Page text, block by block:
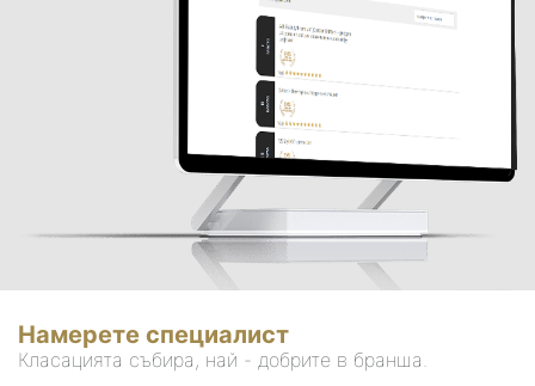
Намерете специалист
Класацията събира, най - добрите в бранша.